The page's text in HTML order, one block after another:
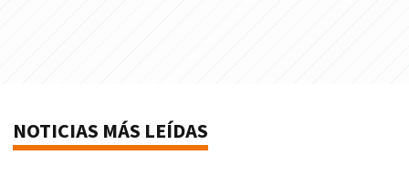
NOTICIAS MÁS LEÍDAS